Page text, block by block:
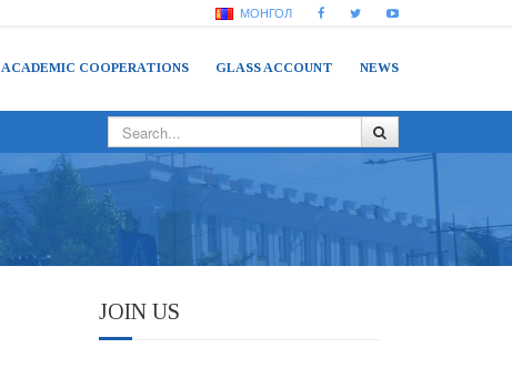
МОНГОЛ
ACADEMIC COOPERATIONS GLASS ACCOUNT NEWS
JOIN US